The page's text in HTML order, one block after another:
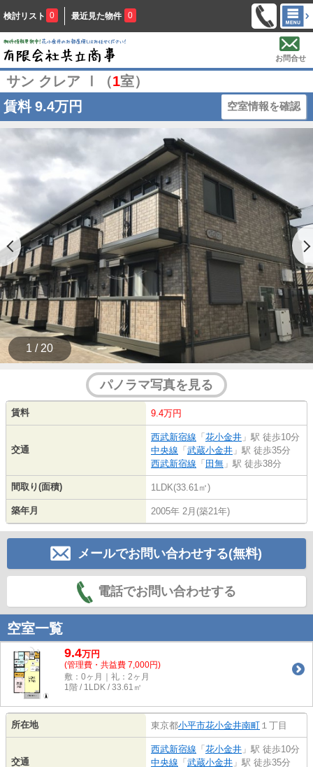
検討リスト 0 最近見た物件 0
お問合せ
サン クレア Ⅰ（1室）
賃料 9.4万円 空室情報を確認
1 / 20
パノラマ写真を見る
賃料 9.4万円
交通
西武新宿線 「 花小金井 」駅 徒歩10分
中央線 「 武蔵小金井 」駅 徒歩35分
西武新宿線 「 田無 」駅 徒歩38分
間取り(面積) 1LDK(33.61㎡)
築年月 2005年 2月(築21年)
メールでお問い合わせする(無料)
電話でお問い合わせする
空室一覧
9.4万円
(管理費・共益費 7,000円)
敷：0ヶ月｜礼：2ヶ月
1階 / 1LDK / 33.61㎡
所在地 東京都小平市花小金井南町 １丁目
交通
西武新宿線 「 花小金井 」駅 徒歩10分
中央線 「 武蔵小金井 」駅 徒歩35分